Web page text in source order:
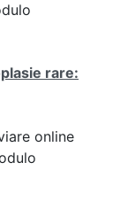
rare:
online